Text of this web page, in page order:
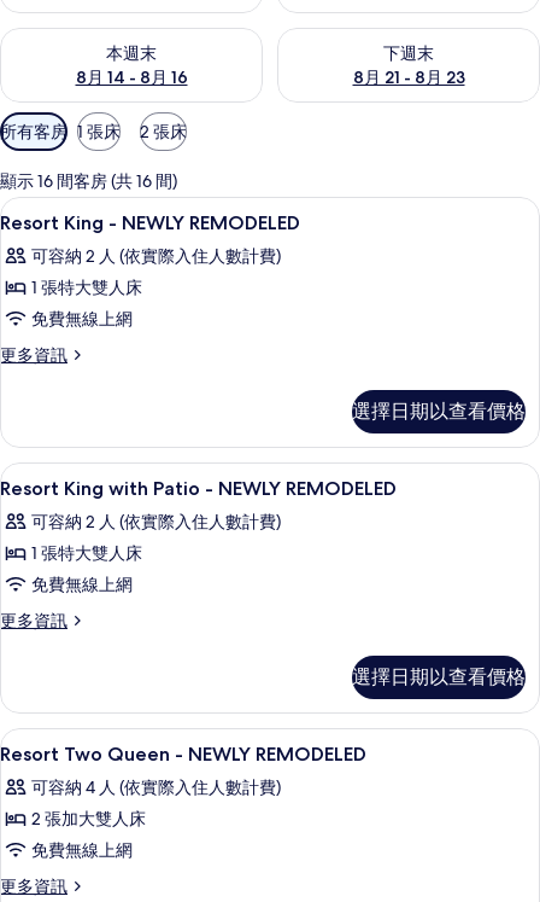
本週末
8月 14 - 8月 16
查看本週末 (8月 14 - 8月 16) 的供應情況
下週末
8月 21 - 8月 23
查看下週末 (8月 21 - 8月 23)
可
用
的
客
房
篩
選
條
所有客房 1 張床 2 張床
顯示 16 間客房 (共 16 間)
顯
示
Resort
King
-
NEWLY
所
有
片
高級寢具、舒適加層、迷你吧、客房
8
Resort King - NEWLY REMODELED
可容納 2 人 (依實際入住人數計費)
1 張特大雙人床
免費無線上網
更多資訊
更
-
NEWLY
REMODELED
詳
情
選擇日期以查看價格
顯
示
Resort
King
with
Patio
REMODELED
的
所
有
相
片
高級寢具、舒適加層、迷你吧、客房
7
Resort King with Patio - NEWLY REMODELED
可容納 2 人 (依實際入住人數計費)
1 張特大雙人床
免費無線上網
更多資訊
更
with
Patio
-
REMODELED
的
情
選擇日期以查看價格
顯
示
Resort
Two
Queen
-
高級寢具、舒適加層、迷你吧、客房
8
Resort Two Queen - NEWLY REMODELED
可容納 4 人 (依實際入住人數計費)
2 張加大雙人床
免費無線上網
更多資訊
更